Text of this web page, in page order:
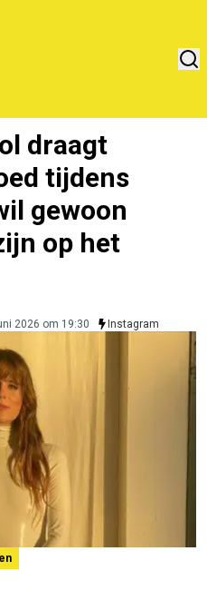
draagt
tijdens
gewoon
op het
2026 om 19:30 Instagram